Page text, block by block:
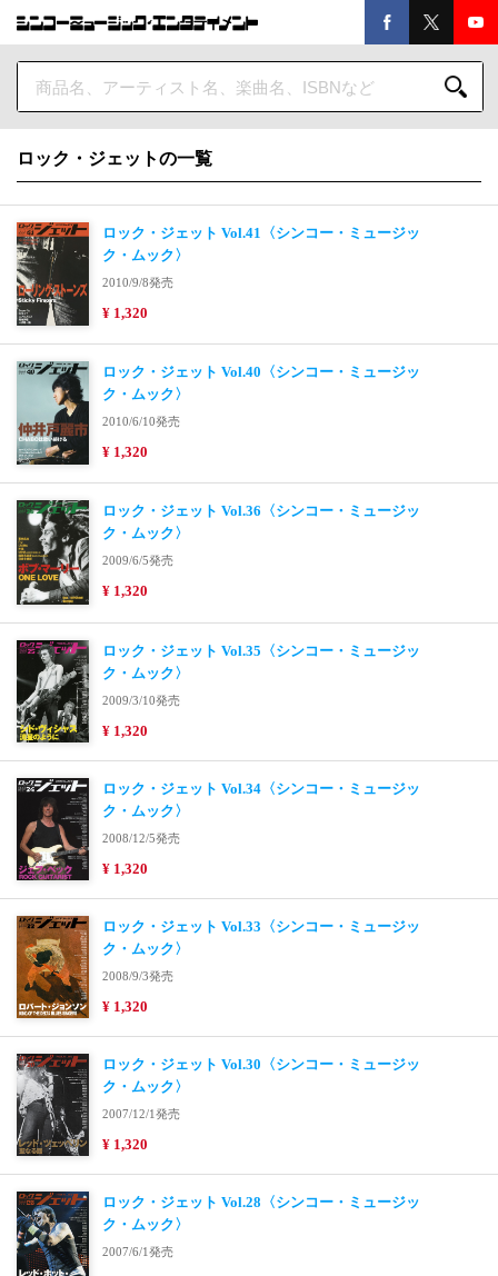
ロック・ジェットの一覧
ロック・ジェット Vol.41〈シンコー・ミュージッ
ク・ムック〉
2010/9/8発売
¥ 1,320
ロック・ジェット Vol.40〈シンコー・ミュージッ
ク・ムック〉
2010/6/10発売
¥ 1,320
ロック・ジェット Vol.36〈シンコー・ミュージッ
ク・ムック〉
2009/6/5発売
¥ 1,320
ロック・ジェット Vol.35〈シンコー・ミュージッ
ク・ムック〉
2009/3/10発売
¥ 1,320
ロック・ジェット Vol.34〈シンコー・ミュージッ
ク・ムック〉
2008/12/5発売
¥ 1,320
ロック・ジェット Vol.33〈シンコー・ミュージッ
ク・ムック〉
2008/9/3発売
¥ 1,320
ロック・ジェット Vol.30〈シンコー・ミュージッ
ク・ムック〉
2007/12/1発売
¥ 1,320
ロック・ジェット Vol.28〈シンコー・ミュージッ
ク・ムック〉
2007/6/1発売